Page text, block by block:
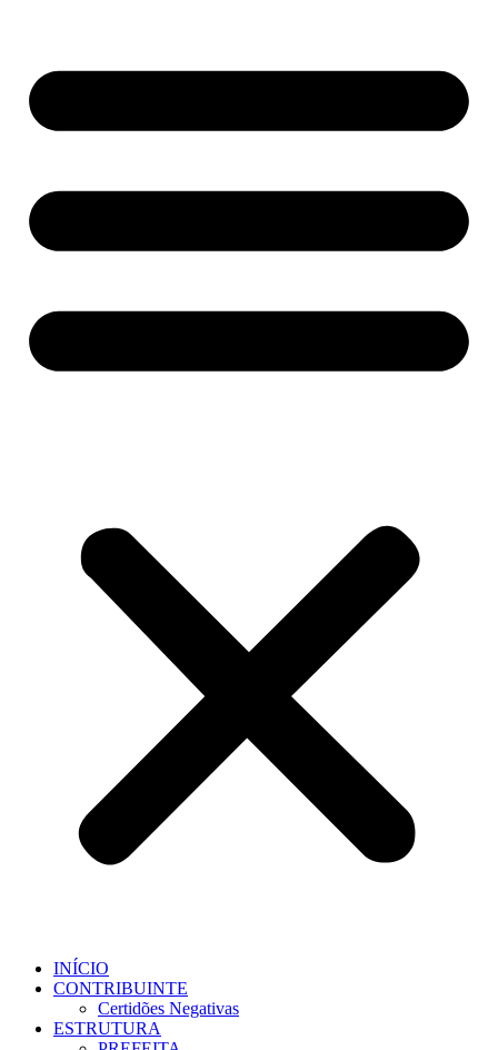
INÍCIO
CONTRIBUINTE
Certidões Negativas
ESTRUTURA